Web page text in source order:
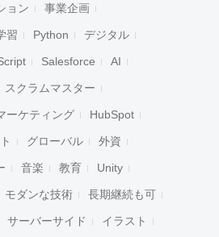
ョン 事業企画
習 Python デジタル
Salesforce AI
スクラムマスター
ーケティング HubSpot
グローバル 外資
音楽 教育 Unity
モダンな技術 長期継続も可
サーバーサイド イラスト